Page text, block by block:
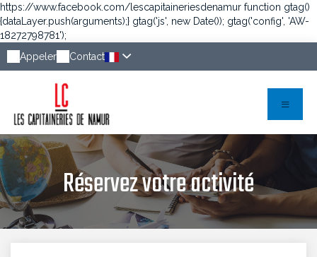
https://www.facebook.com/lescapitaineriesdenamur function gtag()
{dataLayer.push(arguments);} gtag('js', new Date()); gtag('config', 'AW-
18272798781');
Appeler
Contact
Réservez votre activité